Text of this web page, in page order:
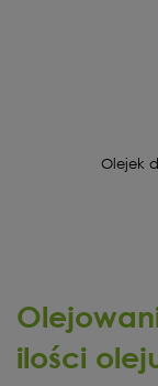
Olejek
ilości